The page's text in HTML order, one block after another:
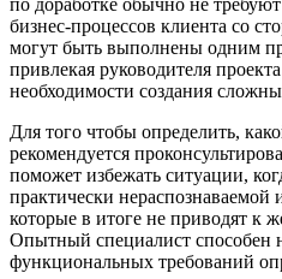
бизнес-процессов клиента со
могут быть выполнены одним
привлекая руководителя
необходимости создания
Для того чтобы определить,
рекомендуется
поможет избежать ситуации,
практически
которые в итоге не приводят к
Опытный специалист способен
функциональных требований